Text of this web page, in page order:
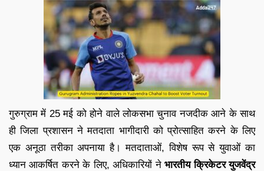
गुरुग्राम में 25 मई को होने वाले लोकसभा चुनाव नजदीक आने के साथ
ही जिला प्रशासन ने मतदाता भागीदारी को प्रोत्साहित करने के लिए
एक अनूठा तरीका अपनाया है। मतदाताओं, विशेष रूप से युवाओं का
ध्यान आकर्षित करने के लिए, अधिकारियों नेभारतीय क्रिकेटर युजवेंद्र